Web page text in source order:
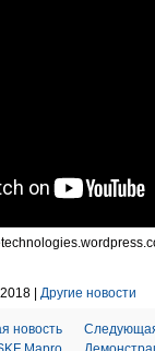
| Другие новости
новость